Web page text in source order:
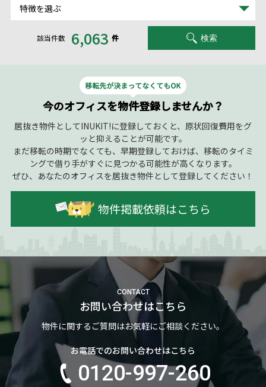
特徴を選ぶ
該当件数 6,063 件 検索
今のオフィスを物件登録しませんか？
居抜き物件としてINUKIT!に登録しておくと、原状回復費用をグ
ッと抑えることが可能です。
まだ移転の時期でなくても、早期登録しておけば、移転のタイミ
ングで借り手がすぐに見つかる可能性が高くなります。
ぜひ、あなたのオフィスを居抜き物件として登録してください！
物件掲載依頼はこちら
CONTACT
お問い合わせはこちら
物件に関するご質問はお気軽にご相談ください。
お電話でのお問い合わせはこちら
0120-997-260